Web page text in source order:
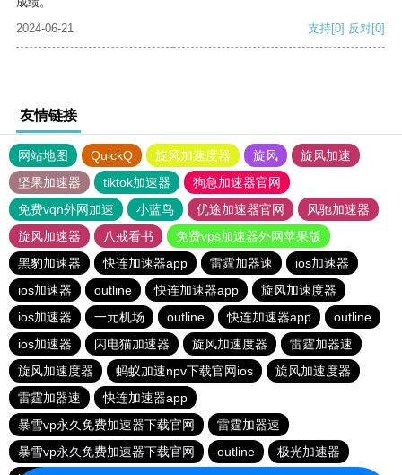
2024-06-21
支持[0] 反对[0]
友情链接
网站地图 QuickQ 旋风加速度器 旋风
旋风加速
坚果加速器
tiktok加速器
狗急加速器官网
免费vqn外网加速
小蓝鸟 优途加速器官网
风驰加速器
旋风加速器
八戒看书
免费vps加速器外网苹果版
黑豹加速器
快连加速器app 雷霆加器速
ios加速器
ios加速器
outline 快连加速器app
旋风加速度器
ios加速器
一元机场 outline 快连加速器app
outline
ios加速器
闪电猫加速器 旋风加速度器
雷霆加器速
旋风加速度器
蚂蚁加速npv下载官网ios
旋风加速度器
雷霆加器速
快连加速器app
暴雪vp永久免费加速器下载官网
雷霆加器速
暴雪vp永久免费加速器下载官网
outline
极光加速器